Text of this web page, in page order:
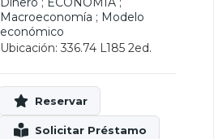
Macroeconomía ; Modelo
económico
Ubicación: 336.74 L185 2ed.